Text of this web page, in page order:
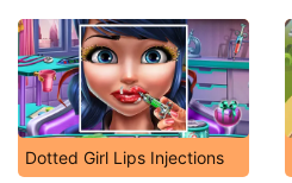
Dotted Girl Lips Injections